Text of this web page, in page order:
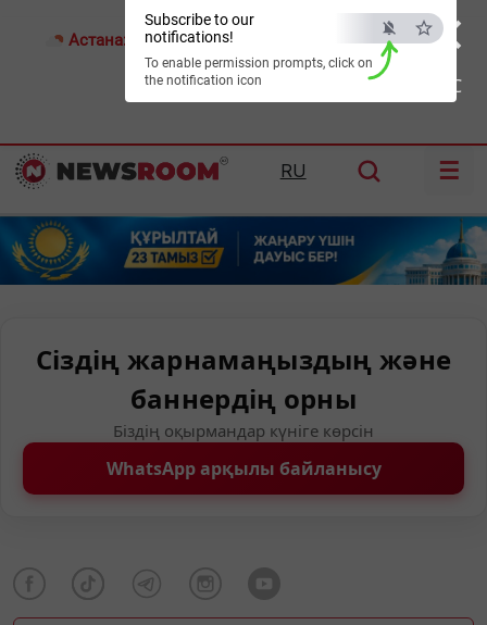
×
ESC
Subscribe to our
notifications!
To enable permission prompts, click on
the notification icon
Астана: 17°C Алматы: Шымкент:26°C
RU ☰
Сіздің жарнамаңыздың және
баннердің орны
Біздің оқырмандар күніге көрсін
WhatsApp арқылы байланысу